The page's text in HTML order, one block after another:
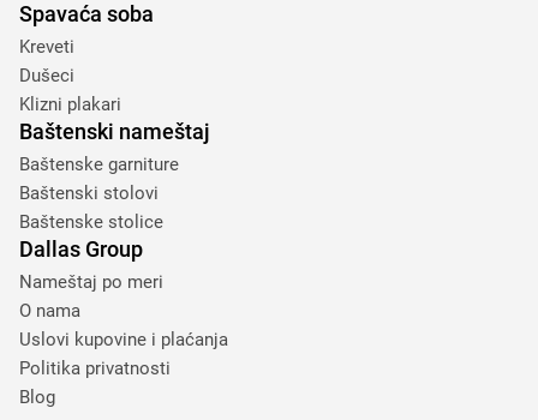
Spavaća soba
Kreveti
Dušeci
Klizni plakari
Baštenski nameštaj
Baštenske garniture
Baštenski stolovi
Baštenske stolice
Dallas Group
Nameštaj po meri
O nama
Uslovi kupovine i plaćanja
Politika privatnosti
Blog